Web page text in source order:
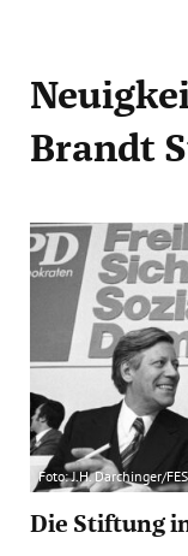
Brandt
Foto: J.H. Darchinger/FES
Die Stiftung